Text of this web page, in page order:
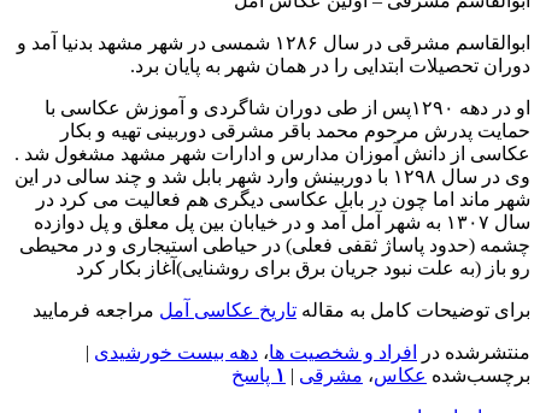
ابوالقاسم مشرقی در سال ۱۲۸۶ شمسی در شهر مشهد بدنیا آمد و
دوران تحصیلات ابتدایی را در همان شهر به پایان برد.
او در دهه ۱۲۹۰پس از طی دوران شاگردی و آموزش عکاسی با
حمایت پدرش مرحوم محمد باقر مشرقی دوربینی تهیه و بکار
عکاسی از دانش آموزان مدارس و ادارات شهر مشهد مشغول شد .
وی در سال ۱۲۹۸ با دوربینش وارد شهر بابل شد و چند سالی در این
شهر ماند اما چون در بابل عکاسی دیگری هم فعالیت می کرد در
سال ۱۳۰۷ به شهر آمل آمد و در خیابان بین پل معلق و پل دوازده
چشمه (حدود پاساژ ثقفی فعلی) در حیاطی استیجاری و در محیطی
رو باز (به علت نبود جریان برق برای روشنایی)آغاز بکار کرد
برای توضیحات کامل به مقاله تاریخ عکاسی آمل مراجعه فرمایید
منتشرشده در افراد و شخصیت ها، دهه بیست خورشیدی |
برچسب‌شده عکاس، مشرقی | ۱ پاسخ